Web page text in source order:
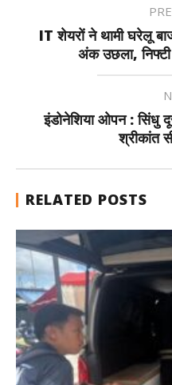
IT शेयरों ने थामी घरेलू
अंक उछला,
इंडोनेशिया ओपन : सिंधु
श्रीकांत
RELATED POSTS